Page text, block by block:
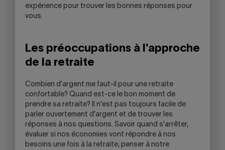
expérience pour trouver les bonnes réponses pour
vous.
Les préoccupations à l'approche
de la retraite
Combien d'argent me faut-il pour une retraite
confortable? Quand est-ce le bon moment de
prendre sa retraite? Il n'est pas toujours facile de
parler ouvertement d'argent et de trouver les
réponses à nos questions. Savoir quand s'arrêter,
évaluer si nos économies vont répondre à nos
besoins une fois à la retraite, penser à notre